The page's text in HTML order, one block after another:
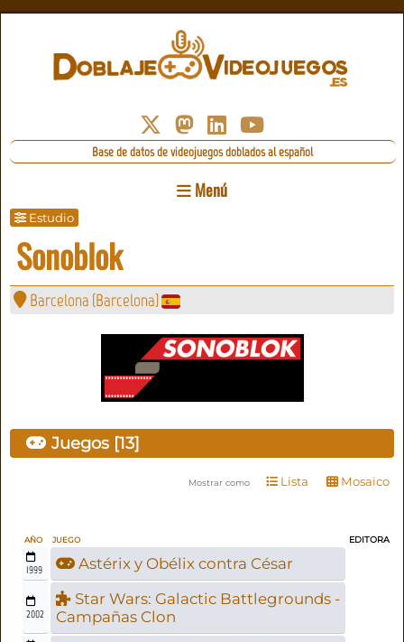
Base de datos de videojuegos doblados al español
Menú
Estudio
Sonoblok
Barcelona (Barcelona)
Juegos [13]
Mostrar como Lista Mosaico
AÑO JUEGO EDITORA
1999 Astérix y Obélix contra César
2002
Star Wars: Galactic Battlegrounds -
Campañas Clon